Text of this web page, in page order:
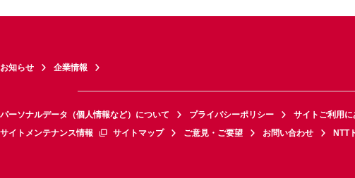
お知らせ 企業情報
パーソナルデータ（個人情報など）について プライバシーポリシー サイトご利用に
サイトメンテナンス情報
サイトマップ ご意見・ご要望 お問い合わせ NTT